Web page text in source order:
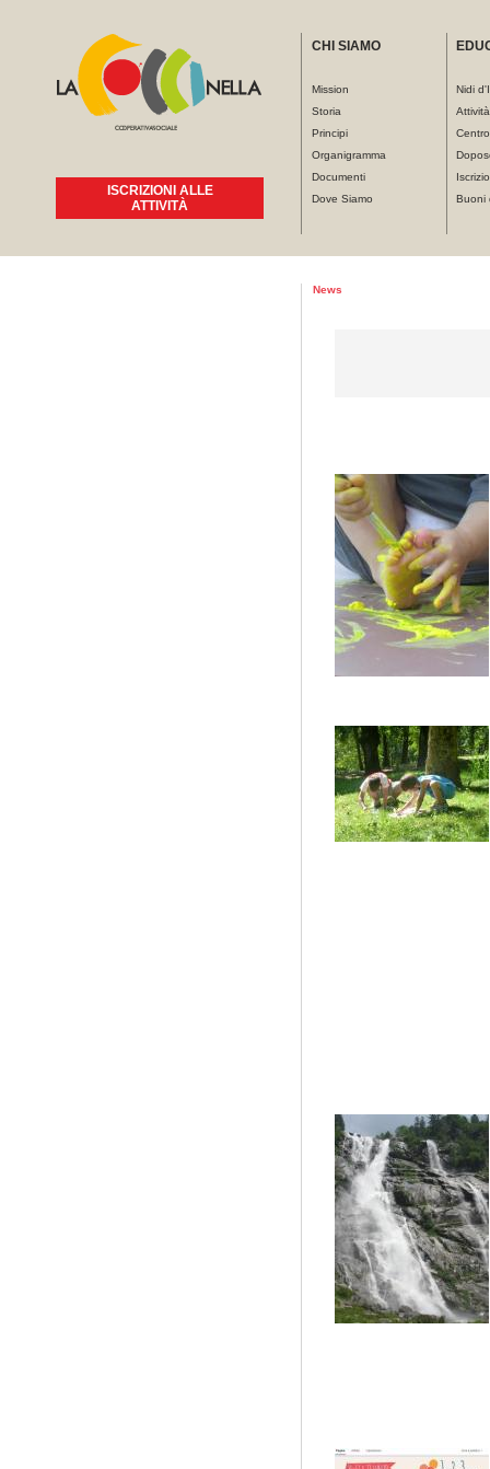
ISCRIZIONI ALLE
ATTIVITÀ
CHI SIAMO
Mission
Storia
Principi
Organigramma
Documenti
Dove Siamo
Nidi
Buoni
Tu sei qui
News